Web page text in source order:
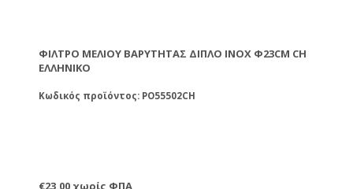
ΦΊΛΤΡΟ ΜΕΛΙΟΎ ΒΑΡΎΤΗΤΑΣ ΔΙΠΛΌ ΙΝΟΧ Φ23CM CH
ΕΛΛΗΝΙΚΌ
Κωδικός προϊόντος: PO55502CH
€23,00 χωρίς ΦΠΑ